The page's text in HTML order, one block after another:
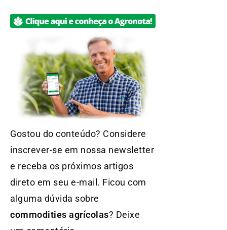
Gostou do conteúdo? Considere
inscrever-se em nossa newsletter
e receba os próximos artigos
direto em seu e-mail. Ficou com
alguma dúvida sobre
commodities agrícolas? Deixe